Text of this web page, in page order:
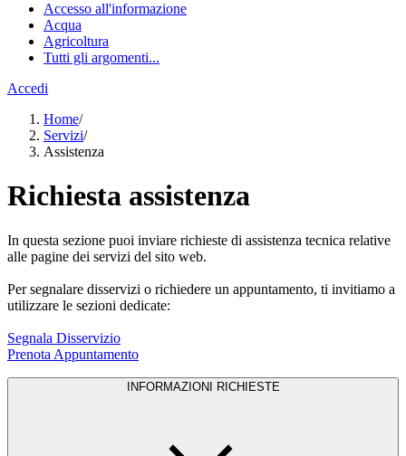
Accesso all'informazione
Acqua
Agricoltura
Tutti gli argomenti...
Accedi
Home/
Servizi/
Assistenza
Richiesta assistenza
In questa sezione puoi inviare richieste di assistenza tecnica relative
alle pagine dei servizi del sito web.
Per segnalare disservizi o richiedere un appuntamento, ti invitiamo a
utilizzare le sezioni dedicate:
Segnala Disservizio
Prenota Appuntamento
INFORMAZIONI RICHIESTE